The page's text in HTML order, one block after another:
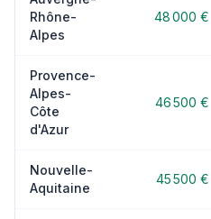
Rhône-
Alpes
48 000 €
Provence-
Alpes-
Côte
d'Azur
46 500 €
Nouvelle-
Aquitaine
45 500 €